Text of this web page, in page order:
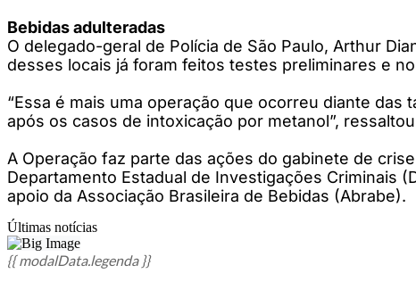
Bebidas adulteradas
O delegado-geral de Polícia de São Paulo, Arthur
desses locais já foram feitos testes preliminares e
“Essa é mais uma operação que ocorreu diante
após os casos de intoxicação por metanol”,
A Operação faz parte das ações do gabinete de
Departamento Estadual de Investigações Criminais
apoio da Associação Brasileira de Bebidas (Abrabe).
Últimas notícias
{{ modalData.legenda }}